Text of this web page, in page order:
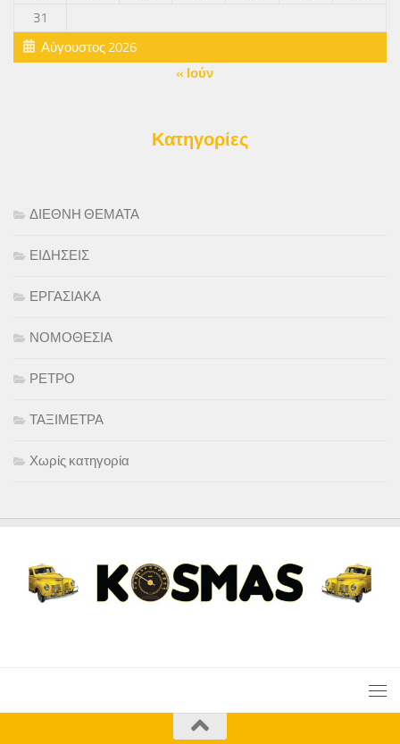
Αύγουστος 2026
31
« Ιούν
Κατηγορίες
ΔΙΕΘΝΗ ΘΕΜΑΤΑ
ΕΙΔΗΣΕΙΣ
ΕΡΓΑΣΙΑΚΑ
ΝΟΜΟΘΕΣΙΑ
ΡΕΤΡΟ
ΤΑΞΙΜΕΤΡΑ
Χωρίς κατηγορία